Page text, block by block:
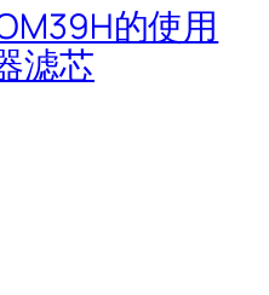
的使用
滤芯